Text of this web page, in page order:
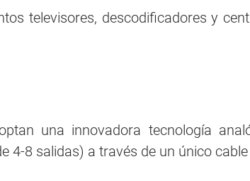
televisores, descodificadores y
una innovadora tecnología
4-8 salidas) a través de un único